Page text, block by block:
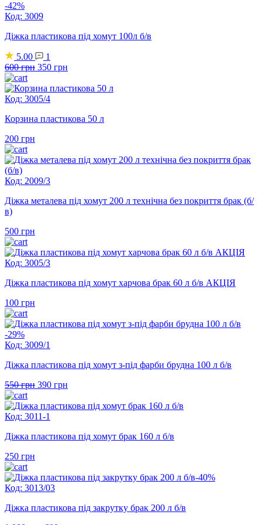
-42%
Код: 3009
Діжка пластикова під хомут 100л б/в
5.00
1
600грн Оригінальна
600 грн.
350 грн
350 грн.
Код: 3005/4
Корзина пластикова 50 л
200 грн
Код: 2009/3
Діжка металева під хомут 200 л технічна без покриття брак (б/
в)
500 грн
Код: 3005/3
Діжка пластикова під хомут харчова брак 60 л б/в АКЦІЯ
100 грн
-29%
Код: 3009/1
Діжка пластикова під хомут з-під фарби брудна 100 л б/в
550грн Оригінальна
550 грн.
390 грн
390 грн.
Код: 3011-1
Діжка пластикова під хомут брак 160 л б/в
250 грн
-40%
Код: 3013/03
Діжка пластикова під закрутку брак 200 л б/в